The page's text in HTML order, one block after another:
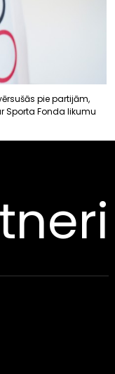
pie partijām,
Sporta Fonda likumu